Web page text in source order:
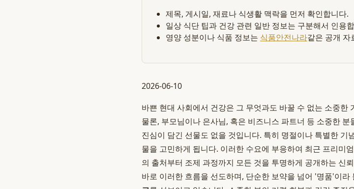
제목, 게시일, 재료나 식생활 맥락을 먼저 확인합니다.
일상 식단 팁과 건강 관련 일반 정보는 구분해서 인용
영양 성분이나 식품 정보는 식품안전나라같은 공개 자
2026-06-10
바쁜 현대 사회에서 건강은 그 무엇과도 바꿀 수 없는 소중
물론, 부모님이나 은사님, 혹은 비즈니스 파트너 등 소중한
진심이 담긴 선물도 없을 것입니다. 특히 명절이나 특별한 기
물을 고민하게 됩니다. 이러한 수요에 부응하여 최근 프리미
의 출처부터 조제 과정까지 모든 것을 투명하게 공개하는 신
바로 이러한 흐름을 선도하며, 단순한 보약을 넘어 '명품'이라